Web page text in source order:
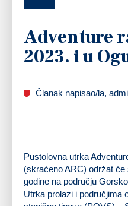
Adventure
2023. i u
Članak napisao/la,
Pustolovna utrka
(skraćeno ARC) održat
godine na području
Utrka prolazi i područjima